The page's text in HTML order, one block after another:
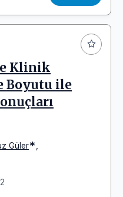
Klinik
Boyutu ile
Güler*